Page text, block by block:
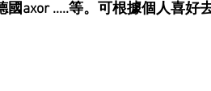
axor .....等。可根據個人喜好